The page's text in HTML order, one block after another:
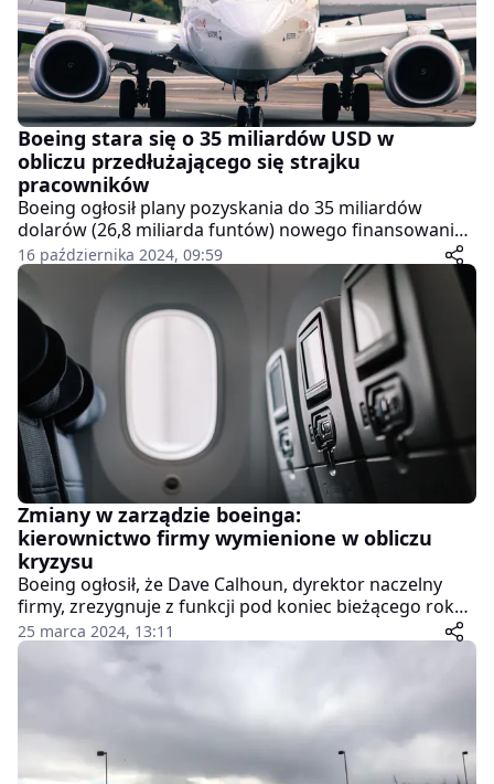
Boeing stara się o 35 miliardów USD w
obliczu przedłużającego się strajku
pracowników
Boeing ogłosił plany pozyskania do 35 miliardów
dolarów (26,8 miliarda funtów) nowego finansowania,
aby złagodzić skutki kosztownego strajku, który trwa
już drugi miesiąc. Strajk, w którym uczestniczy ponad
30 tysięcy pracowników firmy, przynosi znaczące
straty finansowe, a negocjacje między firmą a
związkami zawodowymi załamały się w zeszłym
tygodniu.
16 października 2024, 09:59
Zmiany w zarządzie boeinga:
kierownictwo firmy wymienione w obliczu
kryzysu
Boeing ogłosił, że Dave Calhoun, dyrektor naczelny
firmy, zrezygnuje z funkcji pod koniec bieżącego roku,
reagując na narastający kryzys bezpieczeństwa, który
rzucił cień na reputację przedsiębiorstwa. To kolejny
etap turbulencji w zarządzaniu amerykańskim
bezpieczeństwa i jakości produkcji.
25 marca 2024, 13:11